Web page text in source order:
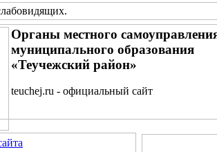
.
Органы местного
муниципального образования
«Теучежский район»
teuchej.ru - официальный сайт